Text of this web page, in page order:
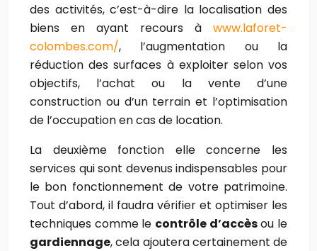
des activités, c’est-à-dire la localisation des
biens en ayant recours à www.laforet-
colombes.com/, l’augmentation ou la
réduction des surfaces à exploiter selon vos
objectifs, l’achat ou la vente d’une
construction ou d’un terrain et l’optimisation
de l’occupation en cas de location.
La deuxième fonction elle concerne les
services qui sont devenus indispensables pour
le bon fonctionnement de votre patrimoine.
Tout d’abord, il faudra vérifier et optimiser les
techniques comme le contrôle d’accèsou le
gardiennage, cela ajoutera certainement de